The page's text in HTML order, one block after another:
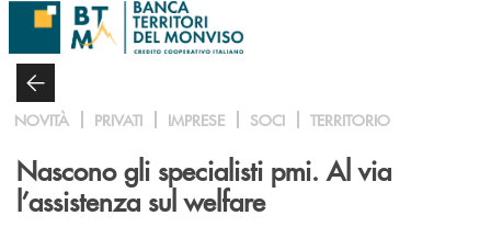
Salta al contenuto principale
NOVITÀ PRIVATI IMPRESE SOCI TERRITORIO
Nascono gli specialisti pmi. Al via
l’assistenza sul welfare